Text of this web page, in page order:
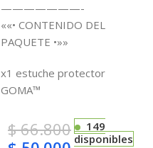
———————-
««• CONTENIDO DEL
PAQUETE •»»
x1 estuche protector
GOMA™
$66.800
149
disponibles